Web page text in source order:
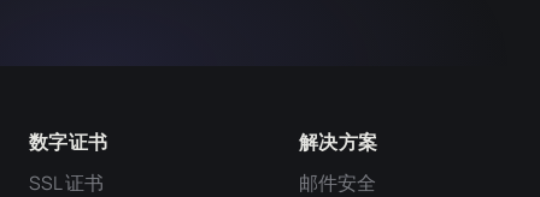
数字证书
SSL 证书
解决方案
邮件安全